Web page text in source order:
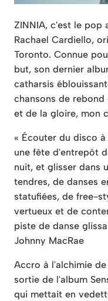
ZINNIA, c'est le pop
Rachael Cardiello,
Toronto. Connue
but, son dernier
catharsis
chansons de
et de la gloire, mon
« Écouter du disco
une fête d'entrepôt
nuit, et glisser dans
tendres, de danses
statufiées, de free-
vertueux et de
piste de danse
Johnny MacRae
Accro à l'alchimie
sortie de l'album
qui mettait en